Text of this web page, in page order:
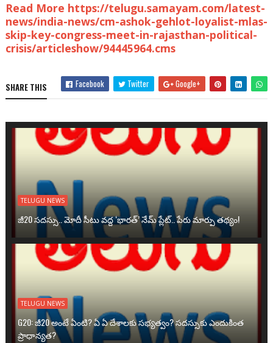
Read More https://telugu.samayam.com/latest-
news/india-news/cm-ashok-gehlot-loyalist-mlas-
skip-key-congress-meet-in-rajasthan-political-
crisis/articleshow/94445964.cms
SHARE THIS Facebook Twitter Google+
TELUGU NEWS
జీ20 సదస్సు.. మోదీ సీటు వద్ద ‘భారత్’ నేమ్ ప్లేట్‌.. పేరు మార్పు తథ్యం!
TELUGU NEWS
G20: జీ20 అంటే ఏంటి? ఏ ఏ దేశాలకు సభ్యత్వం? సదస్సుకు ఎందుకింత
ప్రాధాన్యత?